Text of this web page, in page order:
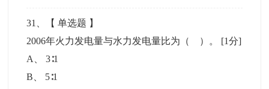
31 、【单选题 】
2006年火力发电量与水力发电量比为（ ）。 [1分]
A
、3∶1
B
5∶1